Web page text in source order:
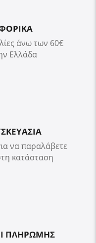
άνω των 60€
Ελλάδα
να παραλάβετε
κατάσταση
ΠΛΗΡΩΜΗΣ